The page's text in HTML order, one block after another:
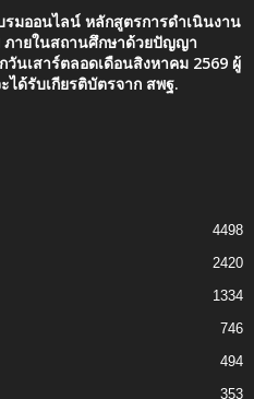
มออนไลน์ หลักสูตรการดำเนินงาน
ายในสถานศึกษาด้วยปัญญา
วันเสาร์ตลอดเดือนสิงหาคม 2569 ผู้
ได้รับเกียรติบัตรจาก สพฐ.
4498
2420
1334
746
494
353